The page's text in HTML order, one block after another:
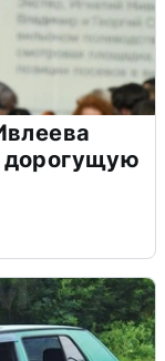
дорогущую